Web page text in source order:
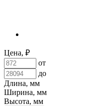
Цена, ₽
от
до
Длина, мм
Ширина, мм
Высота, мм